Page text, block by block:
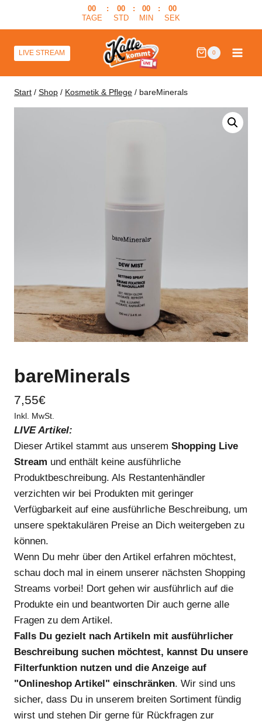
00
TAGE
:
00
STD
:
00
MIN
:
00
SEK
LIVE STREAM 0
Start / Shop / Kosmetik & Pflege / bareMinerals
bareMinerals
7,55€
Inkl. MwSt.
LIVE Artikel:
Dieser Artikel stammt aus unserem Shopping Live
Stream und enthält keine ausführliche
Produktbeschreibung. Als Restantenhändler
verzichten wir bei Produkten mit geringer
Verfügbarkeit auf eine ausführliche Beschreibung, um
unsere spektakulären Preise an Dich weitergeben zu
können.
Wenn Du mehr über den Artikel erfahren möchtest,
schau doch mal in einem unserer nächsten Shopping
Streams vorbei! Dort gehen wir ausführlich auf die
Produkte ein und beantworten Dir auch gerne alle
Fragen zu dem Artikel.
Falls Du gezielt nach Artikeln mit ausführlicher
Beschreibung suchen möchtest, kannst Du unsere
Filterfunktion nutzen und die Anzeige auf
"Onlineshop Artikel" einschränken. Wir sind uns
sicher, dass Du in unserem breiten Sortiment fündig
wirst und stehen Dir gerne für Rückfragen zur